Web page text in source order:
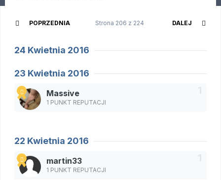
POPRZEDNIA DALEJ
Strona 206 z 224
24 Kwietnia 2016
23 Kwietnia 2016
Massive
1 PUNKT REPUTACJI
22 Kwietnia 2016
martin33
1 PUNKT REPUTACJI